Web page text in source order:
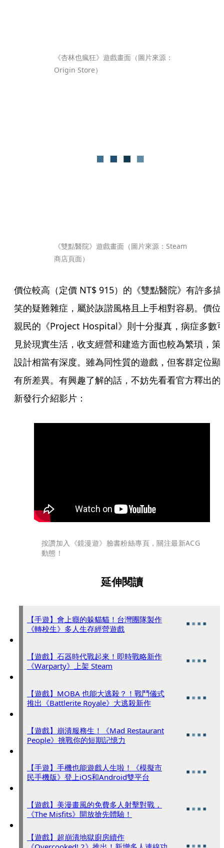
《杏林也瘋狂》遊戲畫面（圖片來源：
Origin Store）
《雙點醫院》遊戲畫面（圖片來源：Steam
商店頁面）
價位較高（定價 NT$ 915）的《雙點醫院》有許多搞
笑的疑難雜症，屬於詼諧風格且上手相對容易。價位
親民的《Project Hospital》則十分擬真，病症多數
見於現實生活，收支經營和建造方面也較為繁瑣，策
設計相當有深度。雖為同性質的遊戲，但客群定位顯
有所差異。有興趣了解的話，不妨先看看官方釋出的
新發行介紹影片：
按讚加入《鏡漫遊》臉書粉絲專頁，關注最新ACG
動態！
延伸閱讀
【手遊】會上癮的躲貓貓！台灣團隊製作
《轉校生》多人生存經營遊戲
【遊戲】石器時代戰起來！即時戰略新作
《Warparty》上架 Steam
【遊戲】MOBA 也能大逃殺？！戰鬥儀式
推出《Battlerite Royale》大逃殺新作
【遊戲】崩潰服務生！《Mad Restaurant
People》挑戰你的短期記憶力
【手遊】手機也能遊戲人生啦！《模擬市
民手機版》登上iOS和Android雙平台
【遊戲】美漫畫風的免費多人射擊對戰，
《The Misfits》開放搶先體驗！
【遊戲】超崩潰地獄廚房續作